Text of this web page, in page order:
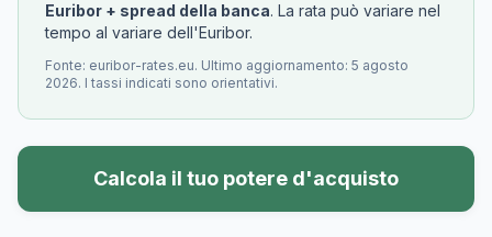
Euribor + spread della banca. La rata può variare nel
tempo al variare dell'Euribor.
Fonte: euribor-rates.eu. Ultimo aggiornamento: 5 agosto
2026. I tassi indicati sono orientativi.
Calcola il tuo potere d'acquisto